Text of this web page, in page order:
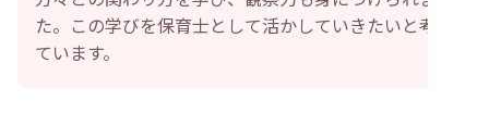
た。この学びを保育士として活かしていきたいと考え
ています。